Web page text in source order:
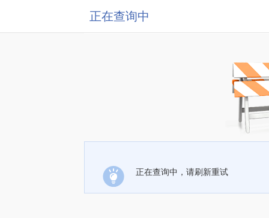
正在查询中
正在查询中，请刷新重试